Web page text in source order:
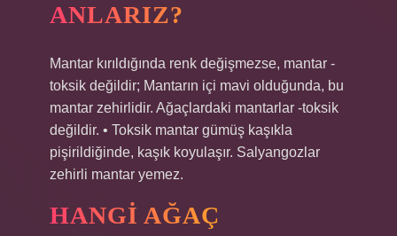
ANLARIZ?
Mantar kırıldığında renk değişmezse, mantar -
toksik değildir; Mantarın içi mavi olduğunda, bu
mantar zehirlidir. Ağaçlardaki mantarlar -toksik
değildir. • Toksik mantar gümüş kaşıkla
pişirildiğinde, kaşık koyulaşır. Salyangozlar
zehirli mantar yemez.
HANGI AĞAÇ